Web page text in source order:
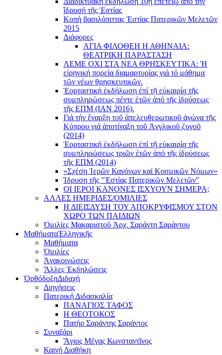
ἵδρυσή τῆς Ἑστίας
Κοπή βασιλόπιττας Ἑστίας Πατερικῶν Μελετῶν
2015
Διάφορες
ΑΓΙΑ ΦΙΛΟΘΕΗ Η ΑΘΗΝΑΙΑ:
ΘΕΑΤΡΙΚΗ ΠΑΡΑΣΤΑΣΗ
ΛΕΜΕ ΟΧΙ ΣΤΑ ΝΕΑ ΘΡΗΣΚΕΥΤΙΚΑ: Ἡ
εἰρηνική πορεία διαμαρτυρίας γιά τό μάθημα
τῶν νέων θρησκευτικῶν.
Ἑορταστική ἐκδήλωση ἐπί τῇ εὐκαιρίᾳ τῆς
συμπληρώσεως πέντε ἐτῶν ἀπό τῆς ἱδρύσεως
τῆς ΕΠΜ (ΙΑΝ 2016).
Γιά τήν ἔναρξη τοῦ ἀπελευθερωτικοῦ ἀγώνα τῆς
Κύπρου γιά ἀποτίναξη τοῦ Ἀγγλικοῦ ζυγοῦ
(2014)
Ἑορταστική ἐκδήλωση ἐπί τῇ εὐκαιρίᾳ τῆς
συμπληρώσεως τριῶν ἐτῶν ἀπό τῆς ἱδρύσεως
τῆς ΕΠΜ (2014)
«Σχέση Ἱερῶν Κανόνων καί Κοσμικῶν Νόμων»
Ίδρυση τῆς "Ἑστίας Πατερικῶν Μελετῶν"
ΟΙ ΙΕΡΟΙ ΚΑΝΟΝΕΣ ΙΣΧΥΟΥΝ ΣΗΜΕΡΑ;
ΑΛΛΕΣ ΗΜΕΡΙΔΕΣ/ΟΜΙΛΙΕΣ
Η ΔΙΕΙΣΔΥΣΗ ΤΟΥ ΑΠΟΚΡΥΦΙΣΜΟΥ ΣΤΟΝ
ΧΩΡΟ ΤΩΝ ΠΑΙΔΙΩΝ
Ὁμιλίες Μακαριστοῦ Ἀρχ. Σαράντη Σαράντου
ΜαθήματαἙλληνικῆς
Μαθήματα
Ὁμιλίες
Ἀνακοινώσεις
Ἄλλες Ἐκδηλώσεις
ὈρθόδοξηΔιδαχή
Διηγήσεις
Πατερική Διδασκαλία
ΠΑΝΑΓΙΟΣ ΤΑΦΟΣ
Η ΘΕΟΤΟΚΟΣ
Πατήρ Σαράντης Σαράντος
Συναξάρι
Ἅγιος Μέγας Κωνσταντῖνος
Καινή Διαθήκη